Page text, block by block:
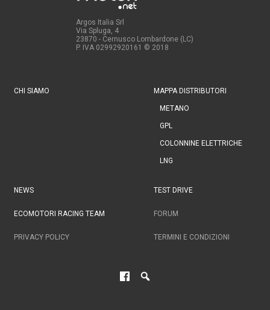
Argos Italia Srl
Via Spluga, 4
23870 - Cernusco Lombardone (LC)
P. IVA 02992920161 © 2018
CHI SIAMO MAPPA DISTRIBUTORI
METANO
GPL
COLONNINE ELETTRICHE
LNG
NEWS TEST DRIVE
ECOMOTORI RACING TEAM FORUM
PRIVACY POLICY TERMINI E CONDIZIONI